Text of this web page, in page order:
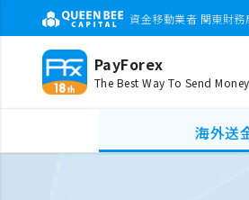
資金移動業者 関東財務
PayForex
The Best Way To Send Money
海外送